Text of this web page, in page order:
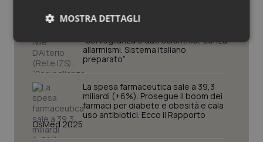
Vaccini
“Sorveglianza e dati scientifici, senza
allarmismi. Sistema italiano
preparato”
La spesa farmaceutica sale a 39,3
miliardi (+6%). Prosegue il boom dei
farmaci per diabete e obesità e cala
uso antibiotici. Ecco il Rapporto
OsMed 2025
MOSTRA DETTAGLI
Necessari Statistici Marketing
Necessari